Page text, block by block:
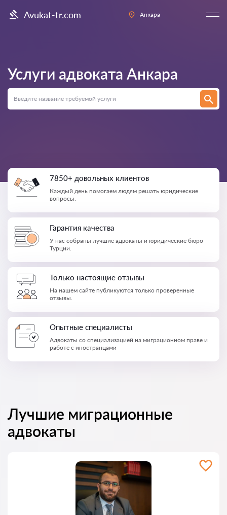
Avukat-tr.com Анкара
Услуги адвоката Анкара
7850+ довольных клиентов
Каждый день помогаем людям решать юридические
вопросы.
Гарантия качества
У нас собраны лучшие адвокаты и юридические бюро
Турции.
Только настоящие отзывы
На нашем сайте публикуются только проверенные
отзывы.
Опытные специалисты
Адвокаты со специализацией на миграционном праве и
работе с иностранцами
Лучшие миграционные
адвокаты